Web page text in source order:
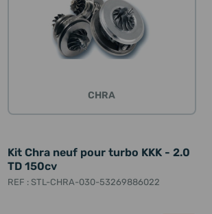
CHRA
Kit Chra neuf pour turbo KKK - 2.0
TD 150cv
REF : STL-CHRA-030-53269886022